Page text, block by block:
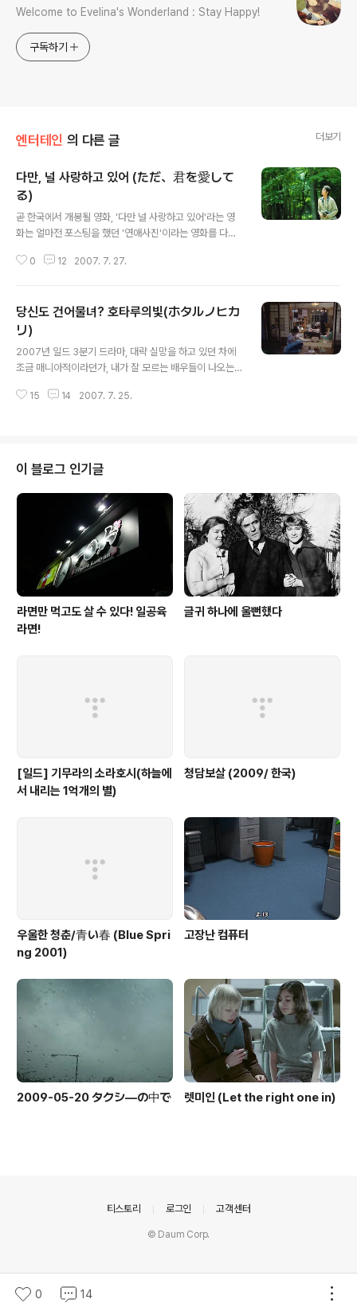
Welcome to Evelina's Wonderland : Stay Happy!
구독하기
엔터테인 의 다른 글 더보기
다만, 널 사랑하고 있어 (ただ、君を愛して
る)
곧 한국에서 개봉될 영화, '다만 널 사랑하고 있어'라는 영
화는 얼마전 포스팅을 했던 '연애사진'이라는 영화를 다시
우연한 만남, 이별, 그리고 가슴 아픈 사랑의 진실에 대해서
화는 '사랑을 느끼는 청년'들의 사랑을 통한 성장통을 그리
고 있다고 생각한다. 학창시절엔 우정이라는 키워드를 가
지고 '성장통'을 느꼈다면, 20대가 되면 주고 사랑을 하고
이별을 하면서 그 속에서 진정한 사랑을 배우게 되는 사랑
을 통한 한 인간의 '성장통'을 말해주고 있다고 할까. 영화
의 초반에서 보여주었던 소녀같고, 어린이 같은 느낌의 시
0 12 2007. 7. 27.
당신도 건어물녀? 호타루의빛(ホタルノヒカ
リ)
2007년 일드 3분기 드라마, 대략 실망을 하고 있던 차에
조금 매니아적이라던가, 내가 잘 모르는 배우들이 나오는
는 드라마를 찾았다. 정말 아네고 - 파견의 품격을 지나 그
의 빛의 여주인공은 이미 '세상의 중심에서 사랑을 외치
다'에서 눈물나는 연기를 제대로 해내서 국내에서도 인기
가 많은 배우로 알고 있다. (아직 세카츄는 안봤기 때문에
잘 모름) 위의 여주인공은 밖에서는 깔끔하고, 일 잘하고 성
실하게 수행하고 있는 보통 사무실이나 밖에서 볼 수 있는
'지극히 평범한' 여자..
15 14 2007. 7. 25.
이 블로그 인기글
라면만 먹고도 살 수 있다! 일공육
라면!
글귀 하나에 울뻔했다
[일드] 기무라의 소라호시(하늘에
서 내리는 1억개의 별)
청담보살 (2009/ 한국)
우울한 청춘/青い春 (Blue Spri
ng 2001)
고장난 컴퓨터
2009-05-20 タクシ―の中で 렛미인 (Let the right one in)
0 14
티스토리 로그인 고객센터
© Daum Corp.